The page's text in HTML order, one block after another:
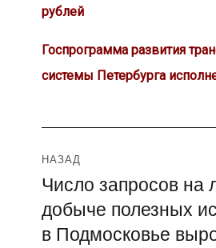
рублей
Госпрограмма развития
системы Петербурга
Навигация
по
записям
НАЗАД
Предыдущая
запись:
Число запросов на
добыче полезных
в Подмосковье